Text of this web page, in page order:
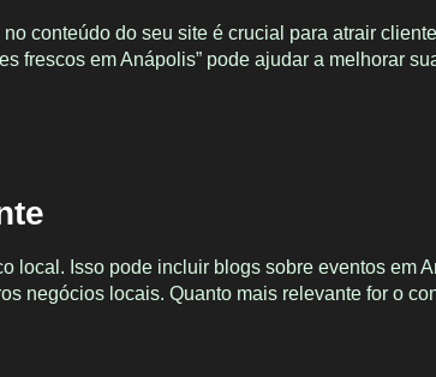
no conteúdo do seu site é crucial para atrair
frescos em Anápolis” pode ajudar a melhorar
local. Isso pode incluir blogs sobre eventos em
negócios locais. Quanto mais relevante for o